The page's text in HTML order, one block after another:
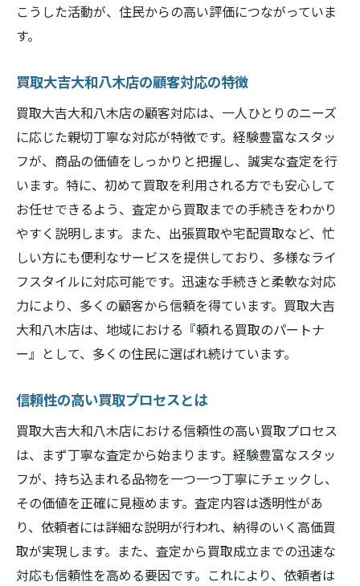
地域密着型だからこその強みとは
地域イベントとの連携と買取活動
地域密着型サービスがもたらす安心感
迅速な手続きと親切な対応買取大吉大和八木店
の強み
スムーズな買取プロセスの流れ
顧客に寄り添う親切な対応の実際
迅速な手続きがもたらす顧客満足
親切対応を実現するスタッフ教育
手続きの迅速化を支える体制
顧客の要望に応える柔軟な対応方法
経験豊富なスタッフが丁寧に査定買取大吉大和
スタッフの経験がもたらす安心感
丁寧な査定プロセスの詳細
顧客視点での査定対応の重要性
査定におけるスタッフの専門性
経験豊富なスタッフによる価値判断
スタッフ教育がもたらすサービス向上
奈良県橿原市での買取経験買取大吉大和八木店
こうした活動が、住民からの高い評価につながっていま
す。
買取大吉大和八木店の顧客対応の特徴
買取大吉大和八木店の顧客対応は、一人ひとりのニーズ
に応じた親切丁寧な対応が特徴です。経験豊富なスタッ
フが、商品の価値をしっかりと把握し、誠実な査定を行
います。特に、初めて買取を利用される方でも安心して
お任せできるよう、査定から買取までの手続きをわかり
やすく説明します。また、出張買取や宅配買取など、忙
しい方にも便利なサービスを提供しており、多様なライ
フスタイルに対応可能です。迅速な手続きと柔軟な対応
力により、多くの顧客から信頼を得ています。買取大吉
大和八木店は、地域における『頼れる買取のパートナ
ー』として、多くの住民に選ばれ続けています。
信頼性の高い買取プロセスとは
買取大吉大和八木店における信頼性の高い買取プロセス
は、まず丁寧な査定から始まります。経験豊富なスタッ
フが、持ち込まれる品物を一つ一つ丁寧にチェックし、
その価値を正確に見極めます。査定内容は透明性があ
り、依頼者には詳細な説明が行われ、納得のいく高価買
取が実現します。また、査定から買取成立までの迅速な
対応も信頼性を高める要因です。これにより、依頼者は